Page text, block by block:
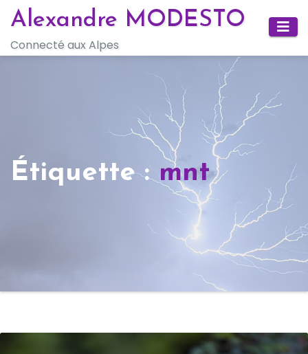
Skip
content
Alexandre MODESTO
Connecté aux Alpes
Étiquette :mnt